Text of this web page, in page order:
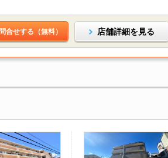
合せする（無料） 店舗詳細を見る